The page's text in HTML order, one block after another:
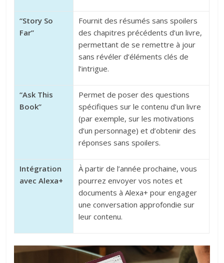
“Story So
Far”
Fournit des résumés sans spoilers
des chapitres précédents d’un livre,
permettant de se remettre à jour
sans révéler d’éléments clés de
l’intrigue.
“Ask This
Book”
Permet de poser des questions
spécifiques sur le contenu d’un livre
(par exemple, sur les motivations
d’un personnage) et d’obtenir des
réponses sans spoilers.
Intégration
avec Alexa+
À partir de l’année prochaine, vous
pourrez envoyer vos notes et
documents à Alexa+ pour engager
une conversation approfondie sur
leur contenu.